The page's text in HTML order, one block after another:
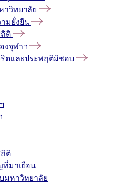
วิทยาลัย
มยั่งยืน
ติ
งจุฬาฯ
ริตและประพฤติมิชอบ
ติ
มาเยือน
มหาวิทยาลัย